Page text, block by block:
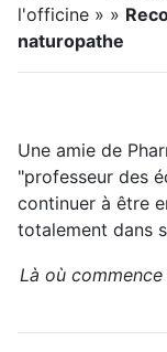
l'officine » »
naturopathe
Une amie de
"professeur des
continuer à être
totalement dans
Là où